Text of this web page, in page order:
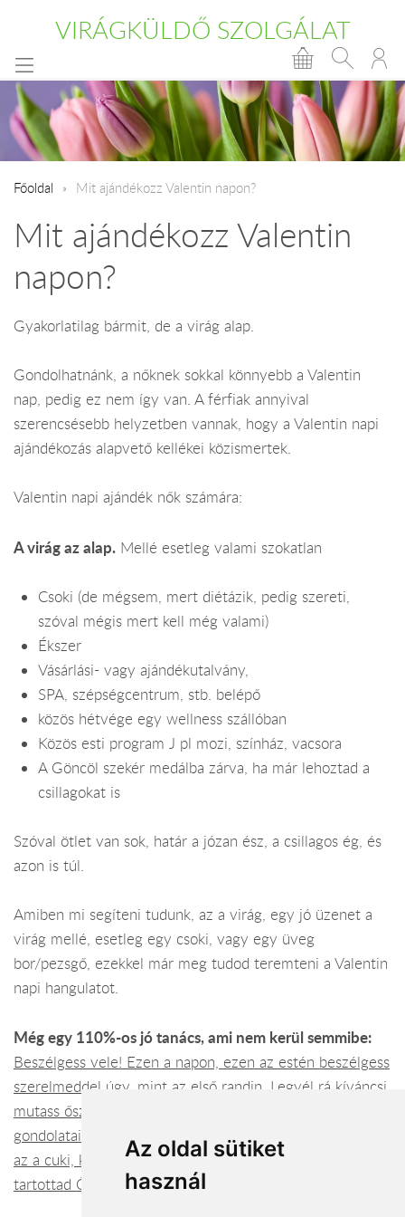
Az oldal sütiket
használ
VIRÁGKÜLDŐ SZOLGÁLAT
Főoldal ​Mit ajándékozz Valentin napon?
Mit ajándékozz Valentin
napon?
Gyakorlatilag bármit, de a virág alap.
Gondolhatnánk, a nőknek sokkal könnyebb a Valentin
nap, pedig ez nem így van. A férfiak annyival
szerencsésebb helyzetben vannak, hogy a Valentin napi
ajándékozás alapvető kellékei közismertek.
Valentin napi ajándék nők számára:
A virág az alap. Mellé esetleg valami szokatlan
Csoki (de mégsem, mert diétázik, pedig szereti,
szóval mégis mert kell még valami)
Ékszer
Vásárlási- vagy ajándékutalvány,
SPA, szépségcentrum, stb. belépő
közös hétvége egy wellness szállóban
Közös esti program J pl mozi, színház, vacsora
A Göncöl szekér medálba zárva, ha már lehoztad a
csillagokat is
Szóval ötlet van sok, határ a józan ész, a csillagos ég, és
azon is túl.
Amiben mi segíteni tudunk, az a virág, egy jó üzenet a
virág mellé, esetleg egy csoki, vagy egy üveg
bor/pezsgő, ezekkel már meg tudod teremteni a Valentin
napi hangulatot.
Még egy 110%-os jó tanács, ami nem kerül semmibe:
Beszélgess vele! Ezen a napon, ezen az estén beszélgess
szerelmeddel úgy, mint az első randin. Legyél rá kíváncsi,
mutass őszinte érdeklődést iránta, az érzései iránt, a
gondolatai és céljai iránt. Amikor ő kérdez téged, legyél
az a cuki, kedves, laza srác, aki akkor voltál, mikor először
tartottad ŐT a karjaidban. Legyél feledhetetlen!!!